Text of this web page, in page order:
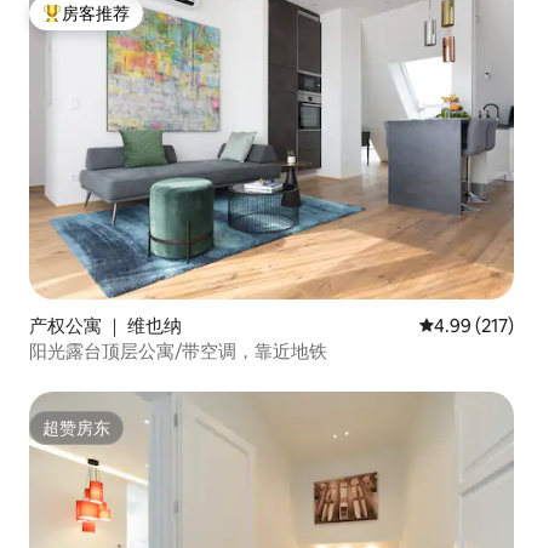
热门「房客推荐」
房客推荐
产权公寓 ｜ 维也纳 平均评分 4.99
4.99 (217)
阳光露台顶层公寓/带空调，靠近地铁
超赞房东
超赞房东